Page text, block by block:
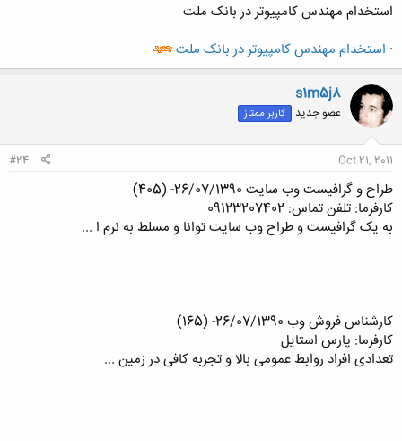
استخدام مهندس کامپیوتر در بانک ملت
· استخدام مهندس کامپیوتر در بانک ملت
s1m5j8
عضو جدید کاربر ممتاز
Oct 21, 2011
#24
طراح و گرافیست وب سایت 26/07/1390- (405)
کارفرما: تلفن تماس: 09123207402
به یک گرافیست و طراح وب سایت توانا و مسلط به نرم ا ...
کارشناس فروش وب 26/07/1390- (165)
کارفرما: پارس استایل
تعدادی افراد روابط عمومی بالا و تجربه کافی در زمین ...